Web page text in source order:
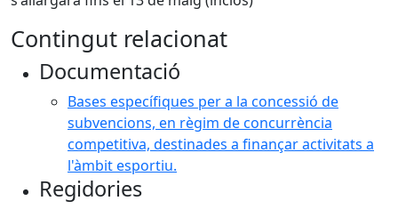
Contingut relacionat
Documentació
Bases específiques per a la concessió de
subvencions, en règim de concurrència
competitiva, destinades a finançar activitats a
l'àmbit esportiu.
Regidories